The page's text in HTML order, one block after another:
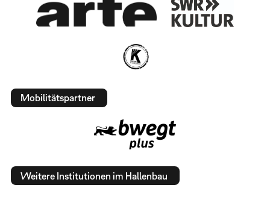
Mobilitätspartner
Weitere Institutionen im Hallenbau